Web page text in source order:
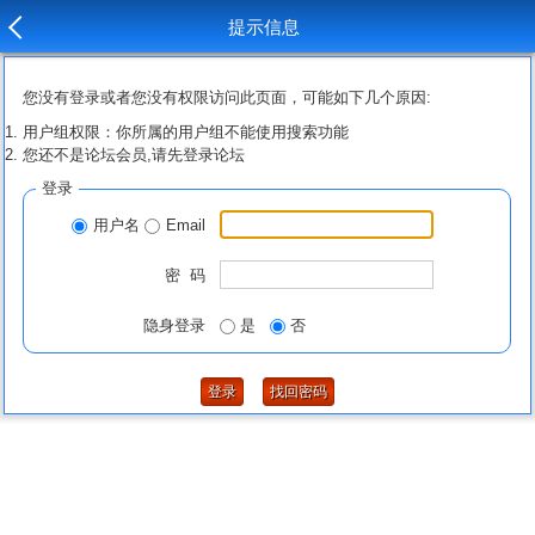
提示信息
您没有登录或者您没有权限访问此页面，可能如下几个原因:
用户组权限：你所属的用户组不能使用搜索功能
您还不是论坛会员,请先登录论坛
登录
用户名 Email
密 码
隐身登录 是 否